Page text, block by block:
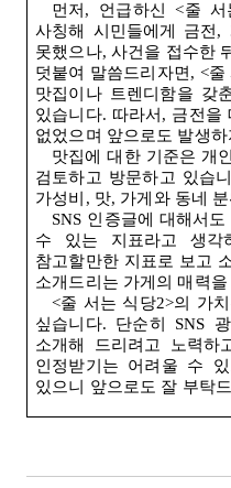
먼저 , 언급하신 <줄 서
사칭해 시민들에게 금전 ,
못했으나, 사건을 접수한
덧붙여 말씀드리자면 , <줄
맛집이나 트렌디함을 갖
있습니다. 따라서 , 금전을
없었으며 앞으로도 발생
맛집에 대한 기준은 개
검토하고 방문하고 있습
가성비 , 맛, 가게와 동네
SNS 인증글에 대해서
수 있는 지표라고 생각
참고할만한 지표로 보고
소개드리는 가게의 매력
<줄 서는 식당2>의 가
싶습니다. 단순히 SNS
소개해 드리려고 노력하
인정받기는 어려울 수 있
있으니 앞으로도 잘 부탁